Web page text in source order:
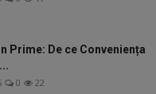
Prime: De ce Conveniența
0 22